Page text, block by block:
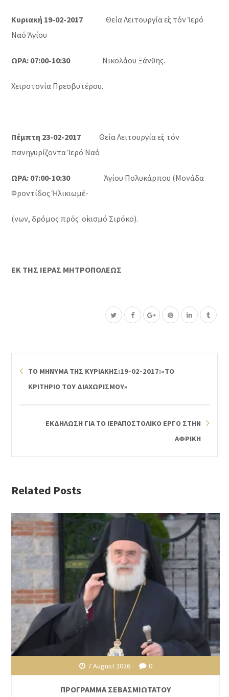
Κυριακή 19-02-2017Θεία Λειτουργία εἰς τόν Ἱερό
Ναό Ἁγίου
ΩΡΑ: 07:00-10:30 Νικολάου Ξάνθης.
Χειροτονία Πρεσβυτέρου.
Πέμπτη 23-02-2017
Θεία Λειτουργία εἰς τόν
πανηγυρίζοντα Ἱερό Ναό
ΩΡΑ: 07:00-10:30
Ἁγίου Πολυκάρπου (Μονάδα
Φροντίδος Ἡλικιωμέ-
(νων, δρόμος πρός οἰκισμό Σιρόκο).
ΕΚ ΤΗΣ ΙΕΡΑΣ ΜΗΤΡΟΠΟΛΕΩΣ
ΤΟ ΜΗΝΥΜΑ ΤΗΣ ΚΥΡΙΑΚΗΣ:19-02-2017:«ΤΟ
ΚΡΙΤΗΡΙΟ ΤΟΥ ΔΙΑΧΩΡΙΣΜΟΥ»
ΕΚΔΗΛΩΣΗ ΓΙΑ ΤΟ ΙΕΡΑΠΟΣΤΟΛΙΚΟ ΕΡΓΟ ΣΤΗΝ
ΑΦΡΙΚΗ
Related Posts
7 August 2026 0
ΠΡΟΓΡΑΜΜΑ ΣΕΒΑΣΜΙΩΤΑΤΟΥ